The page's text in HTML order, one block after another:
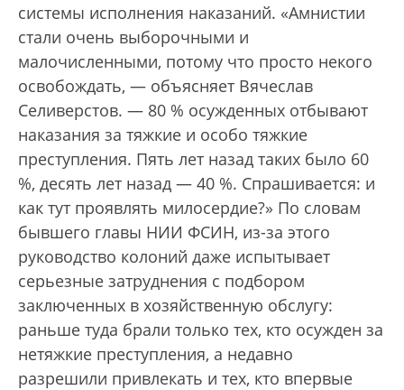
системы исполнения наказаний. «Амнистии
стали очень выборочными и
малочисленными, потому что просто некого
освобождать, — объясняет Вячеслав
Селиверстов. — 80 % осужденных отбывают
наказания за тяжкие и особо тяжкие
преступления. Пять лет назад таких было 60
%, десять лет назад — 40 %. Спрашивается: и
как тут проявлять милосердие?» По словам
бывшего главы НИИ ФСИН, из-за этого
руководство колоний даже испытывает
серьезные затруднения с подбором
заключенных в хозяйственную обслугу:
раньше туда брали только тех, кто осужден за
нетяжкие преступления, а недавно
разрешили привлекать и тех, кто впервые